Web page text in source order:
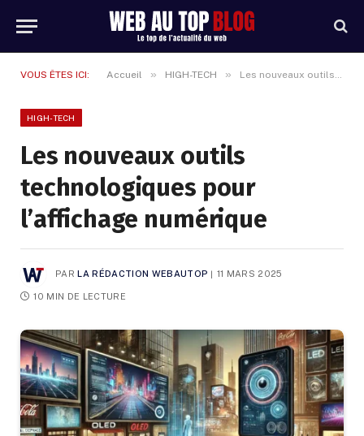
VOUS ÊTES ICI: Accueil » HIGH-TECH » Les nouveaux outils technologiques pour l’affichage numérique
HIGH-TECH
Les nouveaux outils
technologiques pour
l’affichage numérique
PAR LA RÉDACTION WEBAUTOP 11 MARS 2025
10 MIN DE LECTURE